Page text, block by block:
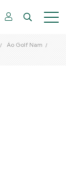
Áo Golf Nam